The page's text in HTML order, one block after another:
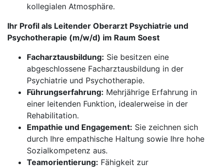
kollegialen Atmosphäre.
Ihr Profil als Leitender Oberarzt Psychiatrie und
Psychotherapie (m/w/d) im Raum Soest
Facharztausbildung: Sie besitzen eine
abgeschlossene Facharztausbildung in der
Psychiatrie und Psychotherapie.
Führungserfahrung: Mehrjährige Erfahrung in
einer leitenden Funktion, idealerweise in der
Rehabilitation.
Empathie und Engagement: Sie zeichnen sich
durch Ihre empathische Haltung sowie Ihre hohe
Sozialkompetenz aus.
Teamorientierung: Fähigkeit zur